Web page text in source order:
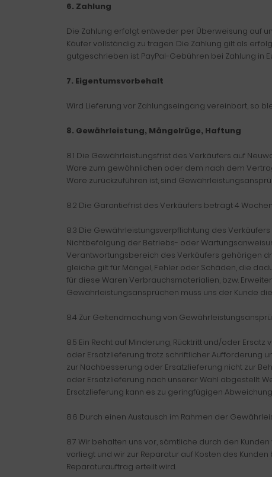
6. Zahlung
Die Zahlung erfolgt entweder per Überweisung auf
Käufer vollständig zu tragen. Die Zahlung gilt als
gutgeschrieben ist. PayPal-Gebühren bei Zahlung in
7. Eigentumsvorbehalt
Wird Lieferung vor Zahlungseingang vereinbart, so
8. Gewährleistung, Mängelrüge, Haftung
8.1 Die Gewährleistungsfrist des Verkäufers auf
Ware zum gewöhnlichen oder dem nach dem
Ware zurückzuführen ist, sind
8.2 Die Garantiefrist des Verkäufers beträgt 4
8.3 Die Gewährleistungsverpflichtung des
Nichtbefolgung der Betriebs- oder
Verantwortungsbereich des Verkäufers gehörigen
gleiche gilt für Mängel, Fehler oder Schäden, die
für diese Waren Verbrauchsmaterialien, bzw.
Gewährleistungsansprüchen muss uns der Kunde
8.4 Zur Geltendmachung von
8.5 Ein Recht auf Minderung, Rücktritt und/oder
oder Ersatzlieferung trotz schriftlicher Aufforderung
zur Nachbesserung oder Ersatzlieferung nicht zur
oder Ersatzlieferung nach unserer Wahl abgestellt.
Ersatzlieferung kann es zu geringfügigen
8.6 Durch einen Austausch im Rahmen der
8.7 Wir behalten uns vor, sämtliche durch den
vorliegt und wir zur Reparatur auf Kosten des
Reparaturauftrag erteilt wird.